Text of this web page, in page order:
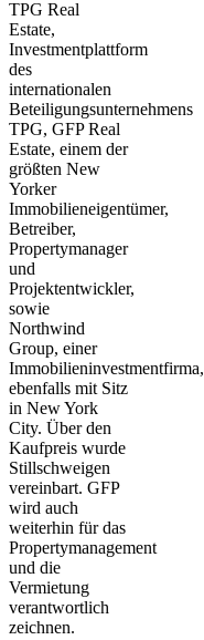
TPG Real
Estate,
Investmentplattform
des
internationalen
Beteiligungsunternehmens
TPG, GFP Real
Estate, einem der
größten New
Yorker
Immobilieneigentümer,
Betreiber,
Propertymanager
und
Projektentwickler,
sowie
Northwind
Group, einer
Immobilieninvestmentfirma,
ebenfalls mit Sitz
in New York
City. Über den
Kaufpreis wurde
Stillschweigen
vereinbart. GFP
wird auch
weiterhin für das
Propertymanagement
und die
Vermietung
verantwortlich
zeichnen.